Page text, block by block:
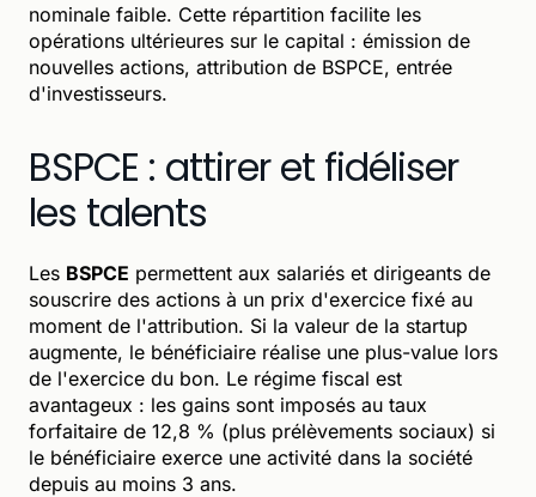
nominale faible. Cette répartition facilite les
opérations ultérieures sur le capital : émission de
nouvelles actions, attribution de BSPCE, entrée
d'investisseurs.
BSPCE : attirer et fidéliser
les talents
Les BSPCE permettent aux salariés et dirigeants de
souscrire des actions à un prix d'exercice fixé au
moment de l'attribution. Si la valeur de la startup
augmente, le bénéficiaire réalise une plus-value lors
de l'exercice du bon. Le régime fiscal est
avantageux : les gains sont imposés au taux
forfaitaire de 12,8 % (plus prélèvements sociaux) si
le bénéficiaire exerce une activité dans la société
depuis au moins 3 ans.